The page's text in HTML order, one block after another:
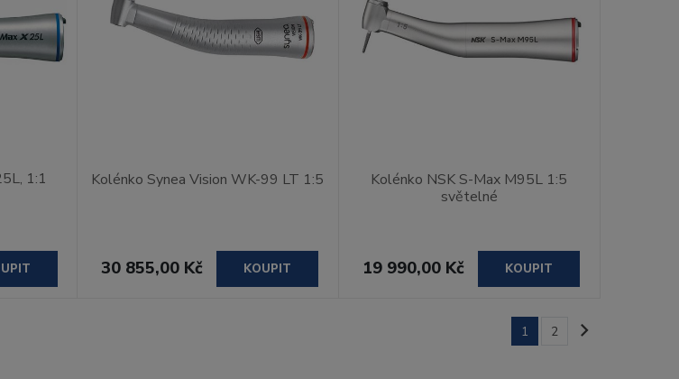
1:1
Kolénko Synea Vision WK-99 LT 1:5
30 855,00 Kč KOUPIT
Kolénko NSK S-Max M95L 1:5
světelné
19 990,00 Kč KOUPIT
1 2